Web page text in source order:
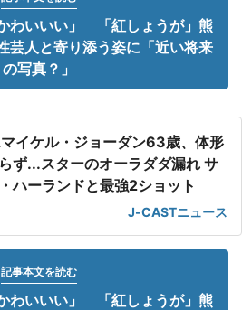
わいいい」 「紅しょうが」熊
芸人と寄り添う姿に「近い将来
の写真？」
イケル・ジョーダン63歳、体形
ず...スターのオーラダダ漏れ サ
ハーランドと最強2ショット
J-CASTニュース
記事本文を読む
わいいい」 「紅しょうが」熊